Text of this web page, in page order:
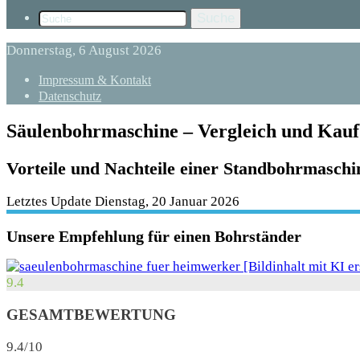
Donnerstag, 6 August 2026
Impressum & Kontakt
Datenschutz
Säulenbohrmaschine – Vergleich und
Vorteile und Nachteile einer
Letztes Update Dienstag, 20 Januar 2026
Unsere Empfehlung für einen Bohrständer
9.4
GESAMTBEWERTUNG
9.4/10